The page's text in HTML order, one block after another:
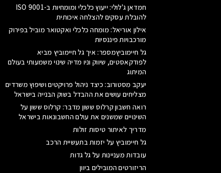
חמדאן ג'לולי: ייעוץ כלכלי ומומחיות ב-ISO 9001
להובלת עסקים להצלחה איכותית
אילון אוריאל: מומחה כלכלי ואקטואר מוביל בפירוק
מורכבויות פיננסיות
גל חיימוביץמספר: איך גל חיימוביץ מביא
לפודקאסטים, שיווק וניו מדיה שינוי משמעותי בעולם
המיתוג
יעקב מסטורוב: כיצד ניהול פרויקטים ושיפוץ משרדים
מצליחים עושים את ההבדל בשוק הבנייה בישראל
רואה חשבון קרלוס ששון מדבר: קרלוס ששון על
השינויים שמשנים את עולם החשבונאות בישראל
מדריך לאיתור טיסות זולות
גל חיימוביץ על יזמות בתעשיית הרכב
עובדות מעניינות על גל גדות
הריזורטים המובילים ביוון